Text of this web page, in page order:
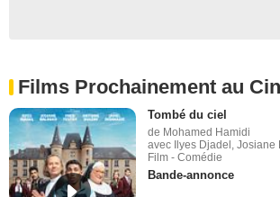
Films Prochainement au
Tombé du ciel
de Mohamed Hamidi
avec Ilyes Djadel, Josiane
Film - Comédie
Bande-annonce